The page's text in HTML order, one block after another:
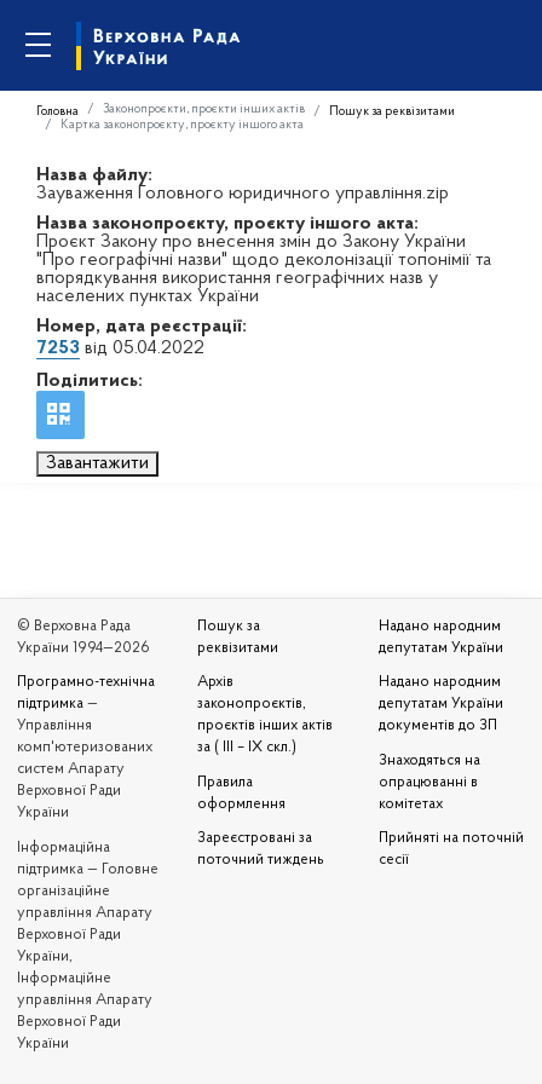
Головна Законопроєкти, проєкти інших актів
Пошук за реквізитами
Картка законопроєкту, проєкту іншого акта
Назва файлу:
Зауваження Головного юридичного управління.zip
Назва законопроєкту, проєкту іншого акта:
Проєкт Закону про внесення змін до Закону України
"Про географічні назви" щодо деколонізації топонімії та
впорядкування використання географічних назв у
населених пунктах України
Номер, дата реєстрації:
7253 від 05.04.2022
Поділитись:
Завантажити
© Верховна Рада
України 1994—2026
Програмно-технічна
підтримка —
Управління
комп'ютеризованих
систем Апарату
Верховної Ради
України
Iнформаційна
підтримка — Головне
організаційне
управління Апарату
Верховної Ради
України,
Інформаційне
управління Апарату
Верховної Ради
України
Пошук за
реквізитами
Архів
законопроєктів,
проєктів інших актів
за ( III – IX скл.)
Правила
оформлення
Зареєстровані за
поточний тиждень
Надано народним
депутатам України
Надано народним
депутатам України
документів до ЗП
Знаходяться на
опрацюванні в
комітетах
Прийняті на поточній
сесії